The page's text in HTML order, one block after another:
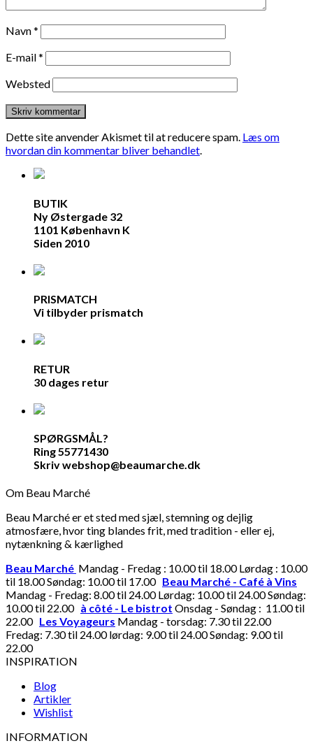
Navn*
E-mail*
Websted
Dette site anvender Akismet til at reducere spam. Læs om
hvordan din kommentar bliver behandlet.
BUTIK
Ny Østergade 32
1101 København K
Siden 2010
PRISMATCH
Vi tilbyder prismatch
RETUR
30 dages retur
SPØRGSMÅL?
Ring 55771430
Skriv webshop@beaumarche.dk
Om Beau Marché
Beau Marché er et sted med sjæl, stemning og dejlig
atmosfære, hvor ting blandes frit, med tradition - eller ej,
nytænkning & kærlighed
Beau Marché Mandag - Fredag : 10.00 til 18.00 Lørdag : 10.00
til 18.00 Søndag: 10.00 til 17.00 Beau Marché - Café à Vins
Mandag - Fredag: 8.00 til 24.00 Lørdag: 10.00 til 24.00 Søndag:
10.00 til 22.00 à côté - Le bistrot Onsdag - Søndag : 11.00 til
22.00 Les Voyageurs Mandag - torsdag: 7.30 til 22.00
Fredag: 7.30 til 24.00 lørdag: 9.00 til 24.00 Søndag: 9.00 til
22.00
INSPIRATION
Blog
Artikler
Wishlist
INFORMATION